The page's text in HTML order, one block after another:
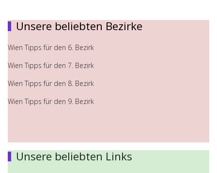
Unsere beliebten Bezirke
Wien Tipps für den 6. Bezirk
Wien Tipps für den 7. Bezirk
Wien Tipps für den 8. Bezirk
Wien Tipps für den 9. Bezirk
Unsere beliebten Links